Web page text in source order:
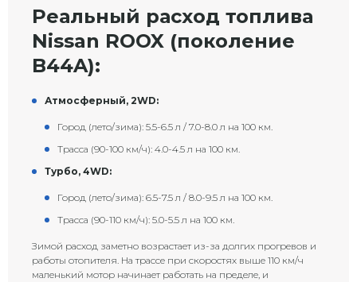
Реальный расход топлива
Nissan ROOX (поколение
B44A):
Атмосферный, 2WD:
Город (лето/зима): 5.5-6.5 л / 7.0-8.0 л на 100 км.
Трасса (90-100 км/ч): 4.0-4.5 л на 100 км.
Турбо, 4WD:
Город (лето/зима): 6.5-7.5 л / 8.0-9.5 л на 100 км.
Трасса (90-110 км/ч): 5.0-5.5 л на 100 км.
Зимой расход заметно возрастает из-за долгих прогревов и
работы отопителя. На трассе при скоростях выше 110 км/ч
маленький мотор начинает работать на пределе, и